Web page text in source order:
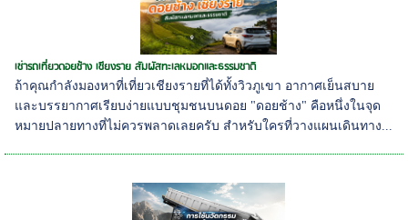
เช่ารถเที่ยวดอยช้าง เชียงราย สัมผัสทะเลหมอกและธรรมชาติ
ถ้าคุณกำลังมองหาที่เที่ยวเชียงรายที่ได้ทั้งวิวภูเขา อากาศเย็นสบาย
และบรรยากาศเรียบง่ายแบบชุมชนบนดอย "ดอยช้าง" คือหนึ่งในจุด
หมายปลายทางที่ไม่ควรพลาดเลยครับ สำหรับใครที่วางแผนเดินทาง...